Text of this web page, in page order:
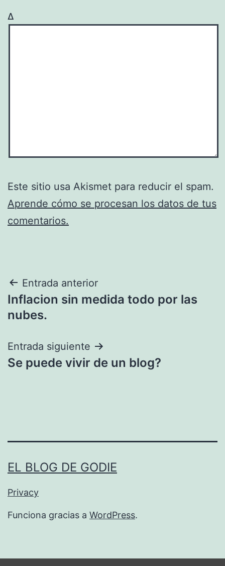
Δ
Este sitio usa Akismet para reducir el spam.
Aprende cómo se procesan los datos de tus
comentarios.
Navegación
de
Entrada anterior
Inflacion sin medida todo por las
nubes.
Entrada siguiente
Se puede vivir de un blog?
EL BLOG DE GODIE
Privacy
Funciona gracias a WordPress.